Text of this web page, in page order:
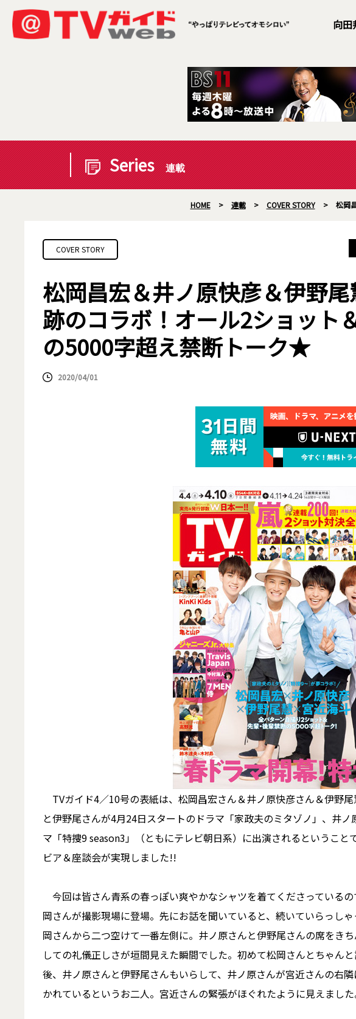
向田
Series 連載
HOME > 連載 > COVER STORY > 松岡
COVER STORY
松岡昌宏＆井ノ原快彦＆伊野
跡のコラボ！オール2ショット
の5000字超え禁断トーク★
2020/04/01
TVガイド4／10号の表紙は、松岡昌宏さん＆井ノ原快彦さん＆伊野
と伊野尾さんが4月24日スタートのドラマ「家政夫のミタゾノ」、井
マ「特捜9 season3」（ともにテレビ朝日系）に出演されるということ
ビア＆座談会が実現しました!!
今回は皆さん青系の春っぽい爽やかなシャツを着てくださっている
岡さんが撮影現場に登場。先にお話を聞いていると、続いていらっし
岡さんから二つ空けて一番左側に。井ノ原さんと伊野尾さんの席をき
しての礼儀正しさが垣間見えた瞬間でした。初めて松岡さんとちゃん
後、井ノ原さんと伊野尾さんもいらして、井ノ原さんが宮近さんの右
かれているというお二人。宮近さんの緊張がほぐれたように見えました